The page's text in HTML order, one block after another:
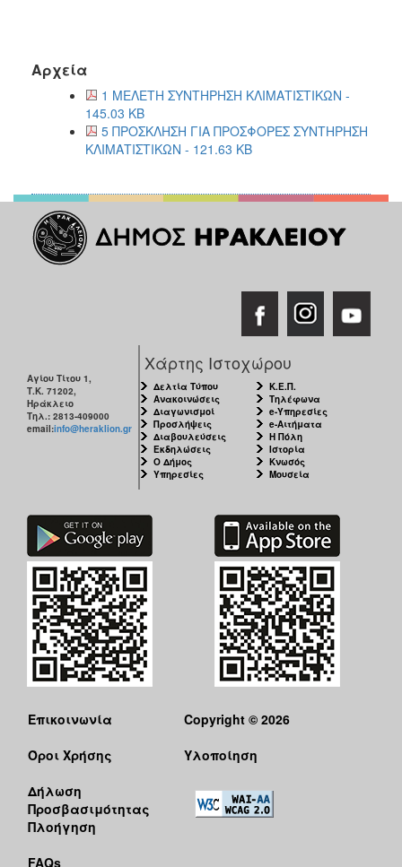
Αρχεία
1 ΜΕΛΕΤΗ ΣΥΝΤΗΡΗΣΗ ΚΛΙΜΑΤΙΣΤΙΚΩΝ -
145.03 KB
5 ΠΡΟΣΚΛΗΣΗ ΓΙΑ ΠΡΟΣΦΟΡΕΣ ΣΥΝΤΗΡΗΣΗ
ΚΛΙΜΑΤΙΣΤΙΚΩΝ - 121.63 KB
Αγίου Τίτου 1,
Τ.Κ. 71202,
Ηράκλειο
Τηλ.: 2813-409000
email:info@heraklion.gr
Χάρτης Ιστοχώρου
Δελτία Τύπου
Ανακοινώσεις
Διαγωνισμοί
Προσλήψεις
Διαβουλεύσεις
Εκδηλώσεις
Ο Δήμος
Υπηρεσίες
Κ.Ε.Π.
Τηλέφωνα
e-Υπηρεσίες
e-Αιτήματα
Η Πόλη
Ιστορία
Κνωσός
Μουσεία
Επικοινωνία
Όροι Χρήσης
Δήλωση
Προσβασιμότητας
Πλοήγηση
FAQs
Copyright © 2026
Υλοποίηση